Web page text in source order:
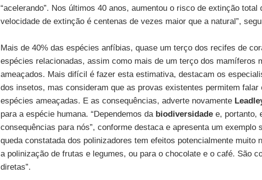
“acelerando”. Nos últimos 40 anos, aumentou o risco de extinção total
velocidade de extinção é centenas de vezes maior que a natural”,
Mais de 40% das espécies anfíbias, quase um terço dos recifes de
espécies relacionadas, assim como mais de um terço dos mamíferos
ameaçados. Mais difícil é fazer esta estimativa, destacam os
dos insetos, mas consideram que as provas existentes permitem falar
espécies ameaçadas. E as consequências, adverte novamente
para a espécie humana. “Dependemos da biodiversidadee, portanto,
consequências para nós”, conforme destaca e apresenta um exemplo
queda constatada dos polinizadores tem efeitos potencialmente muito
a polinização de frutas e legumes, ou para o chocolate e o café. São
diretas”.